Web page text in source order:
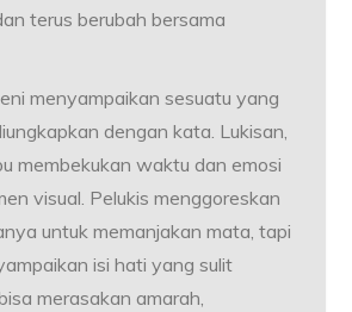
terus berubah bersama
menyampaikan sesuatu yang
dengan kata. Lukisan,
membekukan waktu dan emosi
visual. Pelukis menggoreskan
untuk memanjakan mata, tapi
isi hati yang sulit
merasakan amarah,